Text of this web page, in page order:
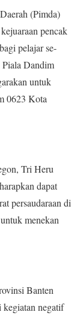
(Pimda)
pencak
pelajar se-
Piala Dandim
untuk
0623 Kota
Tri Heru
dapat
persaudaraan di
menekan
Banten
negatif